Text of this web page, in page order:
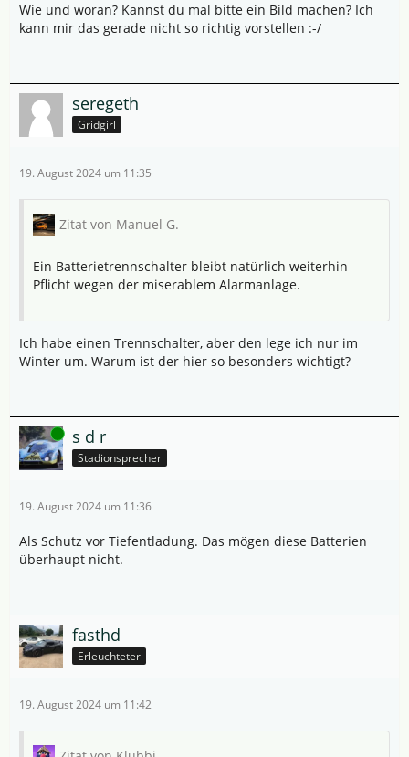
Wie und woran? Kannst du mal bitte ein Bild machen? Ich
kann mir das gerade nicht so richtig vorstellen :-/
seregeth
Gridgirl
19. August 2024 um 11:35
Zitat von Manuel G.
Ein Batterietrennschalter bleibt natürlich weiterhin
Pflicht wegen der miserablem Alarmanlage.
Ich habe einen Trennschalter, aber den lege ich nur im
Winter um. Warum ist der hier so besonders wichtigt?
Online s d r
Stadionsprecher
19. August 2024 um 11:36
Als Schutz vor Tiefentladung. Das mögen diese Batterien
überhaupt nicht.
fasthd
Erleuchteter
19. August 2024 um 11:42